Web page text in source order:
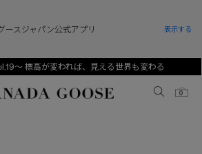
～ 標高が変われば、見える世界も変わる
Canada Goose
0
ースジャパン公式アプリ 表示する